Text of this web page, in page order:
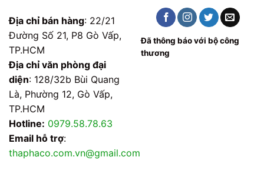
Địa chỉ bán hàng: 22/21
Đường Số 21, P8 Gò Vấp,
TP.HCM
Địa chỉ văn phòng đại
diện: 128/32b Bùi Quang
Là, Phường 12, Gò Vấp,
TP.HCM
Hotline: 0979.58.78.63
Email hỗ trợ:
thaphaco.com.vn@gmail.com
Đã thông báo với bộ công
thương